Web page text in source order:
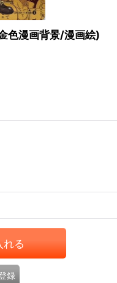
色漫画背景/漫画絵)
れる
録